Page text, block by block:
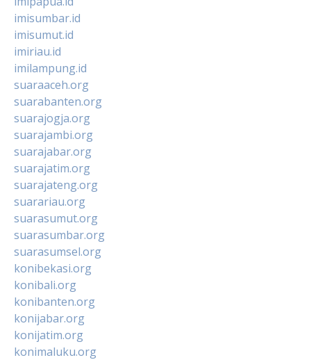
imisumbar.id
imisumut.id
imiriau.id
imilampung.id
suaraaceh.org
suarabanten.org
suarajogja.org
suarajambi.org
suarajabar.org
suarajatim.org
suarajateng.org
suarariau.org
suarasumut.org
suarasumbar.org
suarasumsel.org
konibekasi.org
konibali.org
konibanten.org
konijabar.org
konijatim.org
konimaluku.org